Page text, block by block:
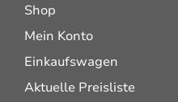
Shop
Mein Konto
Einkaufswagen
Aktuelle Preisliste